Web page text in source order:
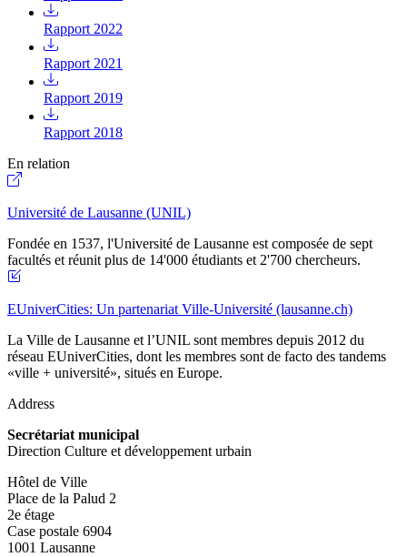
Rapport 2022
Rapport 2021
Rapport 2019
Rapport 2018
En relation
Université de Lausanne (UNIL)
Fondée en 1537, l'Université de Lausanne est composée de sept
facultés et réunit plus de 14'000 étudiants et 2'700 chercheurs.
EUniverCities: Un partenariat Ville-Université (lausanne.ch)
La Ville de Lausanne et l’UNIL sont membres depuis 2012 du
réseau EUniverCities, dont les membres sont de facto des tandems
«ville + université», situés en Europe.
Address
Secrétariat municipal
Direction Culture et développement urbain
Hôtel de Ville
Place de la Palud 2
2e étage
Case postale 6904
1001 Lausanne